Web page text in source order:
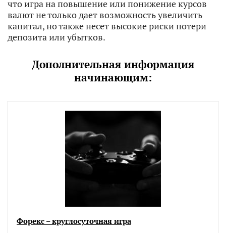
что игра на повышение или понижение курсов
валют не только дает возможность увеличить
капитал, но также несет высокие риски потери
депозита или убытков.
Дополнительная информация
начинающим:
Форекс – круглосуточная игра